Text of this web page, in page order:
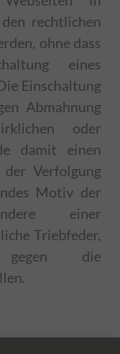
rechtlichen
ohne dass
eines
Einschaltung
Abmahnung
oder
damit einen
Verfolgung
Motiv der
einer
Triebfeder,
die
gelöscht, wenn alle
werden.
die Privatsphäre-
eine eindeutige ID,
Einstellungen und
zur Optimierung
um für Nutzer
Berichte
zu verbessern oder
ein Nutzer
sieht.